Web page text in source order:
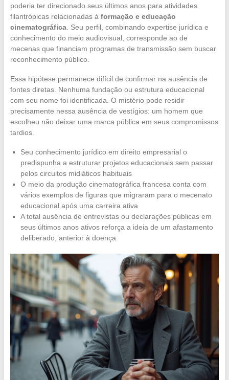
poderia ter direcionado seus últimos anos para atividades
filantrópicas relacionadas à formação e educação
cinematográfica. Seu perfil, combinando expertise jurídica e
conhecimento do meio audiovisual, corresponde ao de
mecenas que financiam programas de transmissão sem buscar
reconhecimento público.
Essa hipótese permanece difícil de confirmar na ausência de
fontes diretas. Nenhuma fundação ou estrutura educacional
com seu nome foi identificada. O mistério pode residir
precisamente nessa ausência de vestígios: um homem que
escolheu não deixar uma marca pública em seus compromissos
tardios.
Seu conhecimento jurídico em direito empresarial o
predispunha a estruturar projetos educacionais sem passar
pelos circuitos midiáticos habituais
O meio da produção cinematográfica francesa conta com
vários exemplos de figuras que migraram para o mecenato
educacional após uma carreira ativa
A total ausência de entrevistas ou declarações públicas em
seus últimos anos ativos reforça a ideia de um afastamento
deliberado, anterior à doença